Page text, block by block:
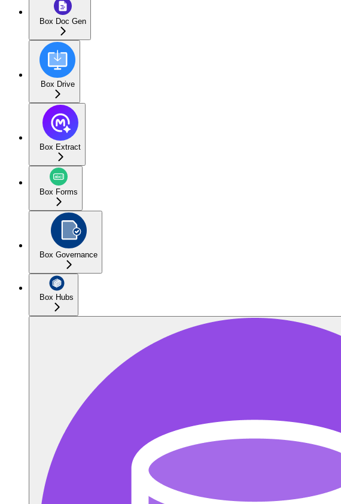
Box Doc Gen
Box Drive
Box Extract
Box Forms
Box Governance
Box Hubs